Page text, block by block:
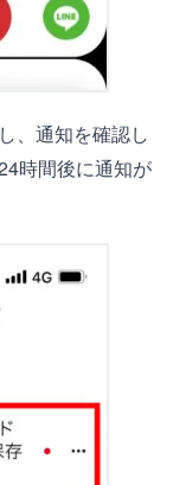
、通知を確認し
時間後に通知が